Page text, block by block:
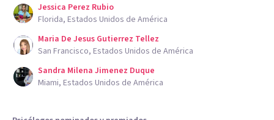
Jessica Perez Rubio
Florida, Estados Unidos de América
Maria De Jesus Gutierrez Tellez
San Francisco, Estados Unidos de América
Sandra Milena Jimenez Duque
Miami, Estados Unidos de América